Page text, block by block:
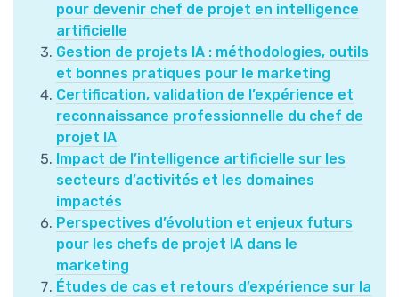
pour devenir chef de projet en intelligence
artificielle
Gestion de projets IA : méthodologies, outils
et bonnes pratiques pour le marketing
Certification, validation de l’expérience et
reconnaissance professionnelle du chef de
projet IA
Impact de l’intelligence artificielle sur les
secteurs d’activités et les domaines
impactés
Perspectives d’évolution et enjeux futurs
pour les chefs de projet IA dans le
marketing
Études de cas et retours d’expérience sur la